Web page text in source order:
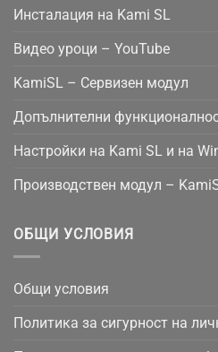
Инсталация на Kami SL
Видео уроци – YouTube
KamiSL – Сервизен модул
Допълнителни
Настройки на Kami SL и на
Производствен модул –
ОБЩИ УСЛОВИЯ
Общи условия
Политика за сигурност на